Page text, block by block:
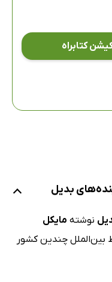
کتابراه
بدیل
نوشته مایکل
بین‌الملل چندین کشور